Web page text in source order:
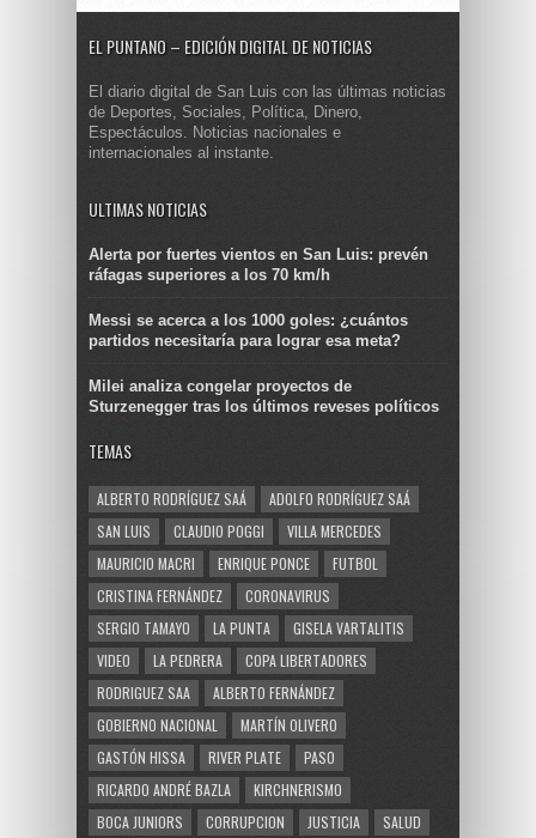
EL PUNTANO – EDICIÓN DIGITAL DE NOTICIAS
El diario digital de San Luis con las últimas noticias
de Deportes, Sociales, Política, Dinero,
Espectáculos. Noticias nacionales e
internacionales al instante.
ULTIMAS NOTICIAS
Alerta por fuertes vientos en San Luis: prevén
ráfagas superiores a los 70 km/h
Messi se acerca a los 1000 goles: ¿cuántos
partidos necesitaría para lograr esa meta?
Milei analiza congelar proyectos de
Sturzenegger tras los últimos reveses políticos
TEMAS
ALBERTO RODRÍGUEZ SAÁ
ADOLFO RODRÍGUEZ SAÁ
SAN LUIS
CLAUDIO POGGI
VILLA MERCEDES
MAURICIO MACRI
ENRIQUE PONCE
FUTBOL
CRISTINA FERNÁNDEZ
CORONAVIRUS
SERGIO TAMAYO
LA PUNTA
GISELA VARTALITIS
VIDEO
LA PEDRERA
COPA LIBERTADORES
RODRIGUEZ SAA
ALBERTO FERNÁNDEZ
GOBIERNO NACIONAL
MARTÍN OLIVERO
GASTÓN HISSA
RIVER PLATE
PASO
RICARDO ANDRÉ BAZLA
KIRCHNERISMO
BOCA JUNIORS
CORRUPCION JUSTICIA SALUD